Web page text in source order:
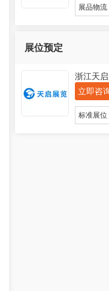
展品物流
展位预定
浙江天
立即咨
标准展位